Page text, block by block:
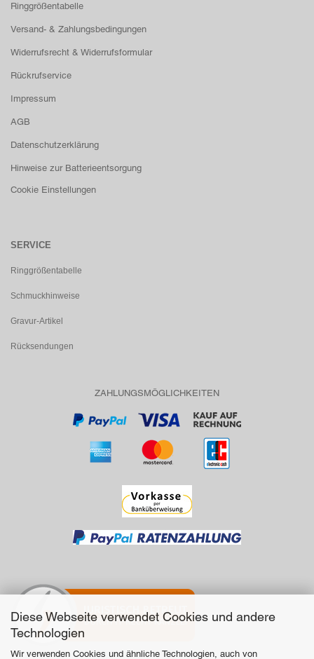
Diese Webseite verwendet Cookies und andere
Technologien
Wir verwenden Cookies und ähnliche Technologien, auch von
Ringgrößentabelle
Versand- & Zahlungsbedingungen
Widerrufsrecht & Widerrufsformular
Rückrufservice
Impressum
AGB
Datenschutzerklärung
Hinweise zur Batterieentsorgung
Cookie Einstellungen
SERVICE
Ringgrößentabelle
Schmuckhinweise
Gravur-Artikel
Rücksendungen
ZAHLUNGSMÖGLICHKEITEN